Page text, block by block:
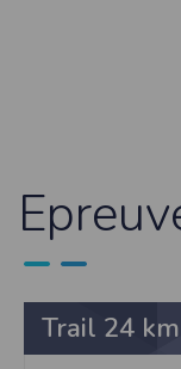
Trail 24 km